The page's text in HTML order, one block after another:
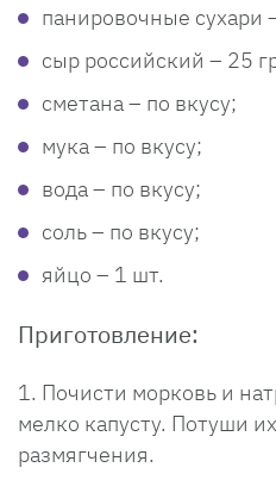
панировочные сухари
сыр российский – 25
сметана – по вкусу;
мука – по вкусу;
вода – по вкусу;
соль – по вкусу;
яйцо – 1 шт.
Приготовление:
Почисти морковь и
мелко капусту. Потуши
размягчения.